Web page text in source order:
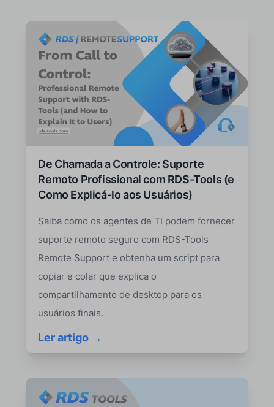
De Chamada a Controle: Suporte
Remoto Profissional com RDS-Tools (e
Como Explicá-lo aos Usuários)
Saiba como os agentes de TI podem fornecer
suporte remoto seguro com RDS-Tools
Remote Support e obtenha um script para
copiar e colar que explica o
compartilhamento de desktop para os
usuários finais.
Ler artigo →